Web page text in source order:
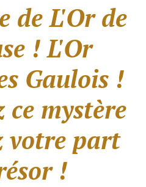
de L'Or de
! L'Or
Gaulois !
ce mystère
votre part
!